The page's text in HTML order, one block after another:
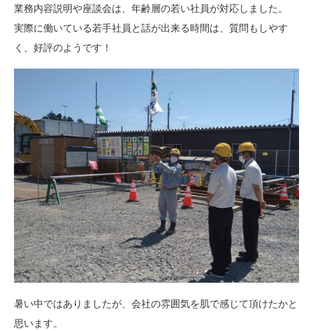
業務内容説明や座談会は、年齢層の若い社員が対応しました。
実際に働いている若手社員と話が出来る時間は、質問もしやす
く、好評のようです！
暑い中ではありましたが、会社の雰囲気を肌で感じて頂けたかと
思います。